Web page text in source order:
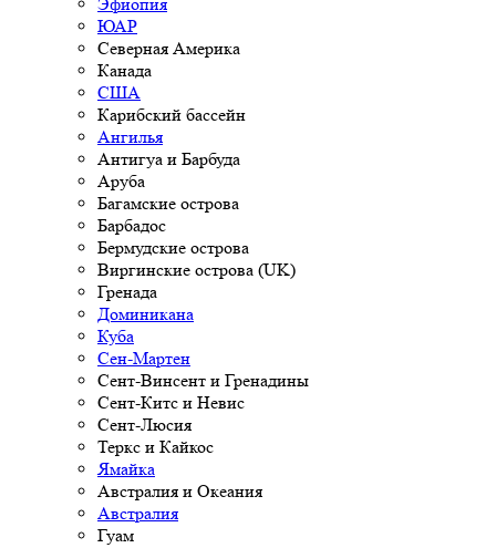
ЮАР
Северная Америка
Канада
США
Карибский бассейн
Ангилья
Антигуа и Барбуда
Аруба
Багамские острова
Барбадос
Бермудские острова
Виргинские острова (UK)
Гренада
Доминикана
Куба
Сен-Мартен
Сент-Винсент и Гренадины
Сент-Китс и Невис
Сент-Люсия
Теркс и Кайкос
Ямайка
Австралия и Океания
Австралия
Гуам